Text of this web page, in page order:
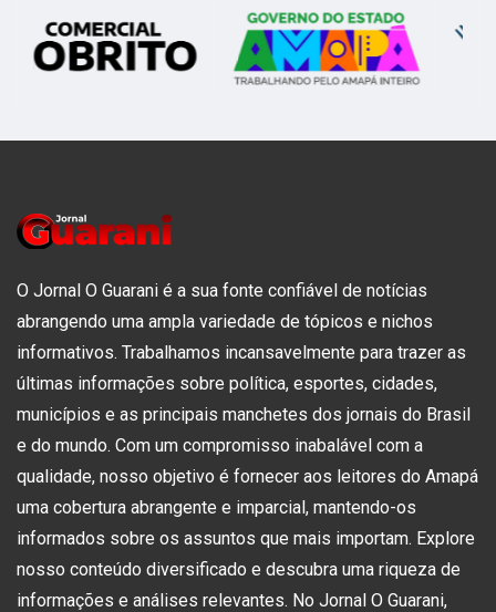
O Jornal O Guarani é a sua fonte confiável de notícias
abrangendo uma ampla variedade de tópicos e nichos
informativos. Trabalhamos incansavelmente para trazer as
últimas informações sobre política, esportes, cidades,
municípios e as principais manchetes dos jornais do Brasil
e do mundo. Com um compromisso inabalável com a
qualidade, nosso objetivo é fornecer aos leitores do Amapá
uma cobertura abrangente e imparcial, mantendo-os
informados sobre os assuntos que mais importam. Explore
nosso conteúdo diversificado e descubra uma riqueza de
informações e análises relevantes. No Jornal O Guarani,